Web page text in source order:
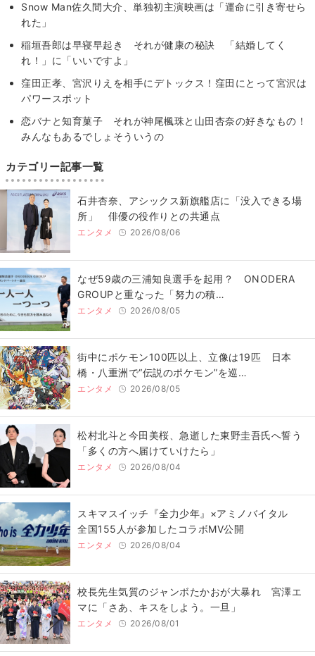
Snow Man佐久間大介、単独初主演映画は「運命に引き寄せら
れた」
稲垣吾郎は早寝早起き それが健康の秘訣 「結婚してく
れ！」に「いいですよ」
窪田正孝、宮沢りえを相手にデトックス！窪田にとって宮沢は
パワースポット
恋バナと知育菓子 それが神尾楓珠と山田杏奈の好きなもの！
みんなもあるでしょそういうの
カテゴリー記事一覧
石井杏奈、アシックス新旗艦店に「没入できる場
所」 俳優の役作りとの共通点
エンタメ 2026/08/06
なぜ59歳の三浦知良選手を起用？ ONODERA
GROUPと重なった「努力の積…
エンタメ 2026/08/05
街中にポケモン100匹以上、立像は19匹 日本
橋・八重洲で“伝説のポケモン”を巡…
エンタメ 2026/08/05
松村北斗と今田美桜、急逝した東野圭吾氏へ誓う
「多くの方へ届けていけたら」
エンタメ 2026/08/04
スキマスイッチ『全力少年』×アミノバイタル
全国155人が参加したコラボMV公開
エンタメ 2026/08/04
校長先生気質のジャンボたかおが大暴れ 宮澤エ
マに「さあ、キスをしよう。一旦」
エンタメ 2026/08/01